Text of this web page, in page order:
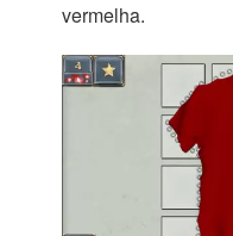
vermelha.